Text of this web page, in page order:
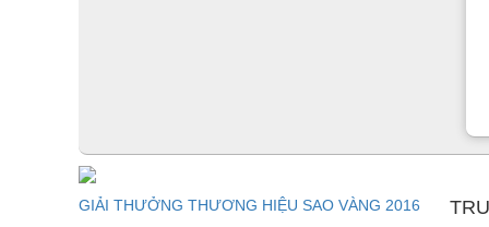
GIẢI THƯỞNG THƯƠNG HIỆU SAO VÀNG 2016